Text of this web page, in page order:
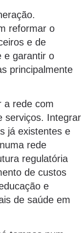
reformar o
e de
e garantir o
principalmente
a rede com
serviços. Integrar
já existentes e
rede
regulatória
de custos
e
de saúde em